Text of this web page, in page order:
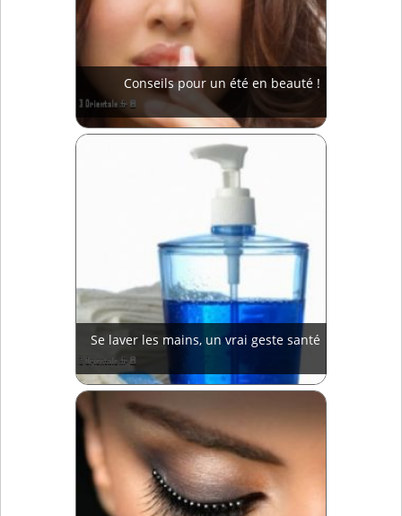
Conseils pour un été en beauté !
Se laver les mains, un vrai geste santé